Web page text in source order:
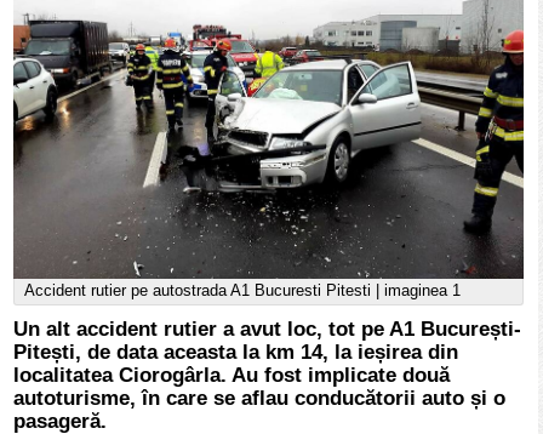
Accident rutier pe autostrada A1 Bucuresti Pitesti | imaginea 1
Un alt accident rutier a avut loc, tot pe A1 București-
Pitești, de data aceasta la km 14, la ieșirea din
localitatea Ciorogârla. Au fost implicate două
autoturisme, în care se aflau conducătorii auto și o
pasageră.